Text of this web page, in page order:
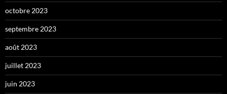
octobre 2023
septembre 2023
août 2023
juillet 2023
juin 2023